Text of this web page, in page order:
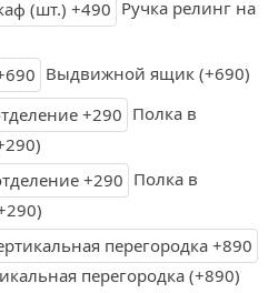
Ручка релинг на
Выдвижной ящик (+690)
Полка в
Полка в
перегородка (+890)